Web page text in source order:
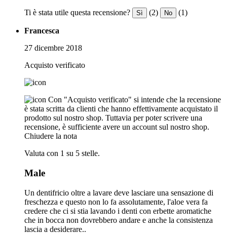
Ti è stata utile questa recensione? Sì (2) No (1)
Francesca
27 dicembre 2018
Acquisto verificato
Con "Acquisto verificato" si intende che la recensione
è stata scritta da clienti che hanno effettivamente acquistato il
prodotto sul nostro shop. Tuttavia per poter scrivere una
recensione, è sufficiente avere un account sul nostro shop.
Chiudere la nota
Valuta con 1 su 5 stelle.
Male
Un dentifricio oltre a lavare deve lasciare una sensazione di
freschezza e questo non lo fa assolutamente, l'aloe vera fa
credere che ci si stia lavando i denti con erbette aromatiche
che in bocca non dovrebbero andare e anche la consistenza
lascia a desiderare..